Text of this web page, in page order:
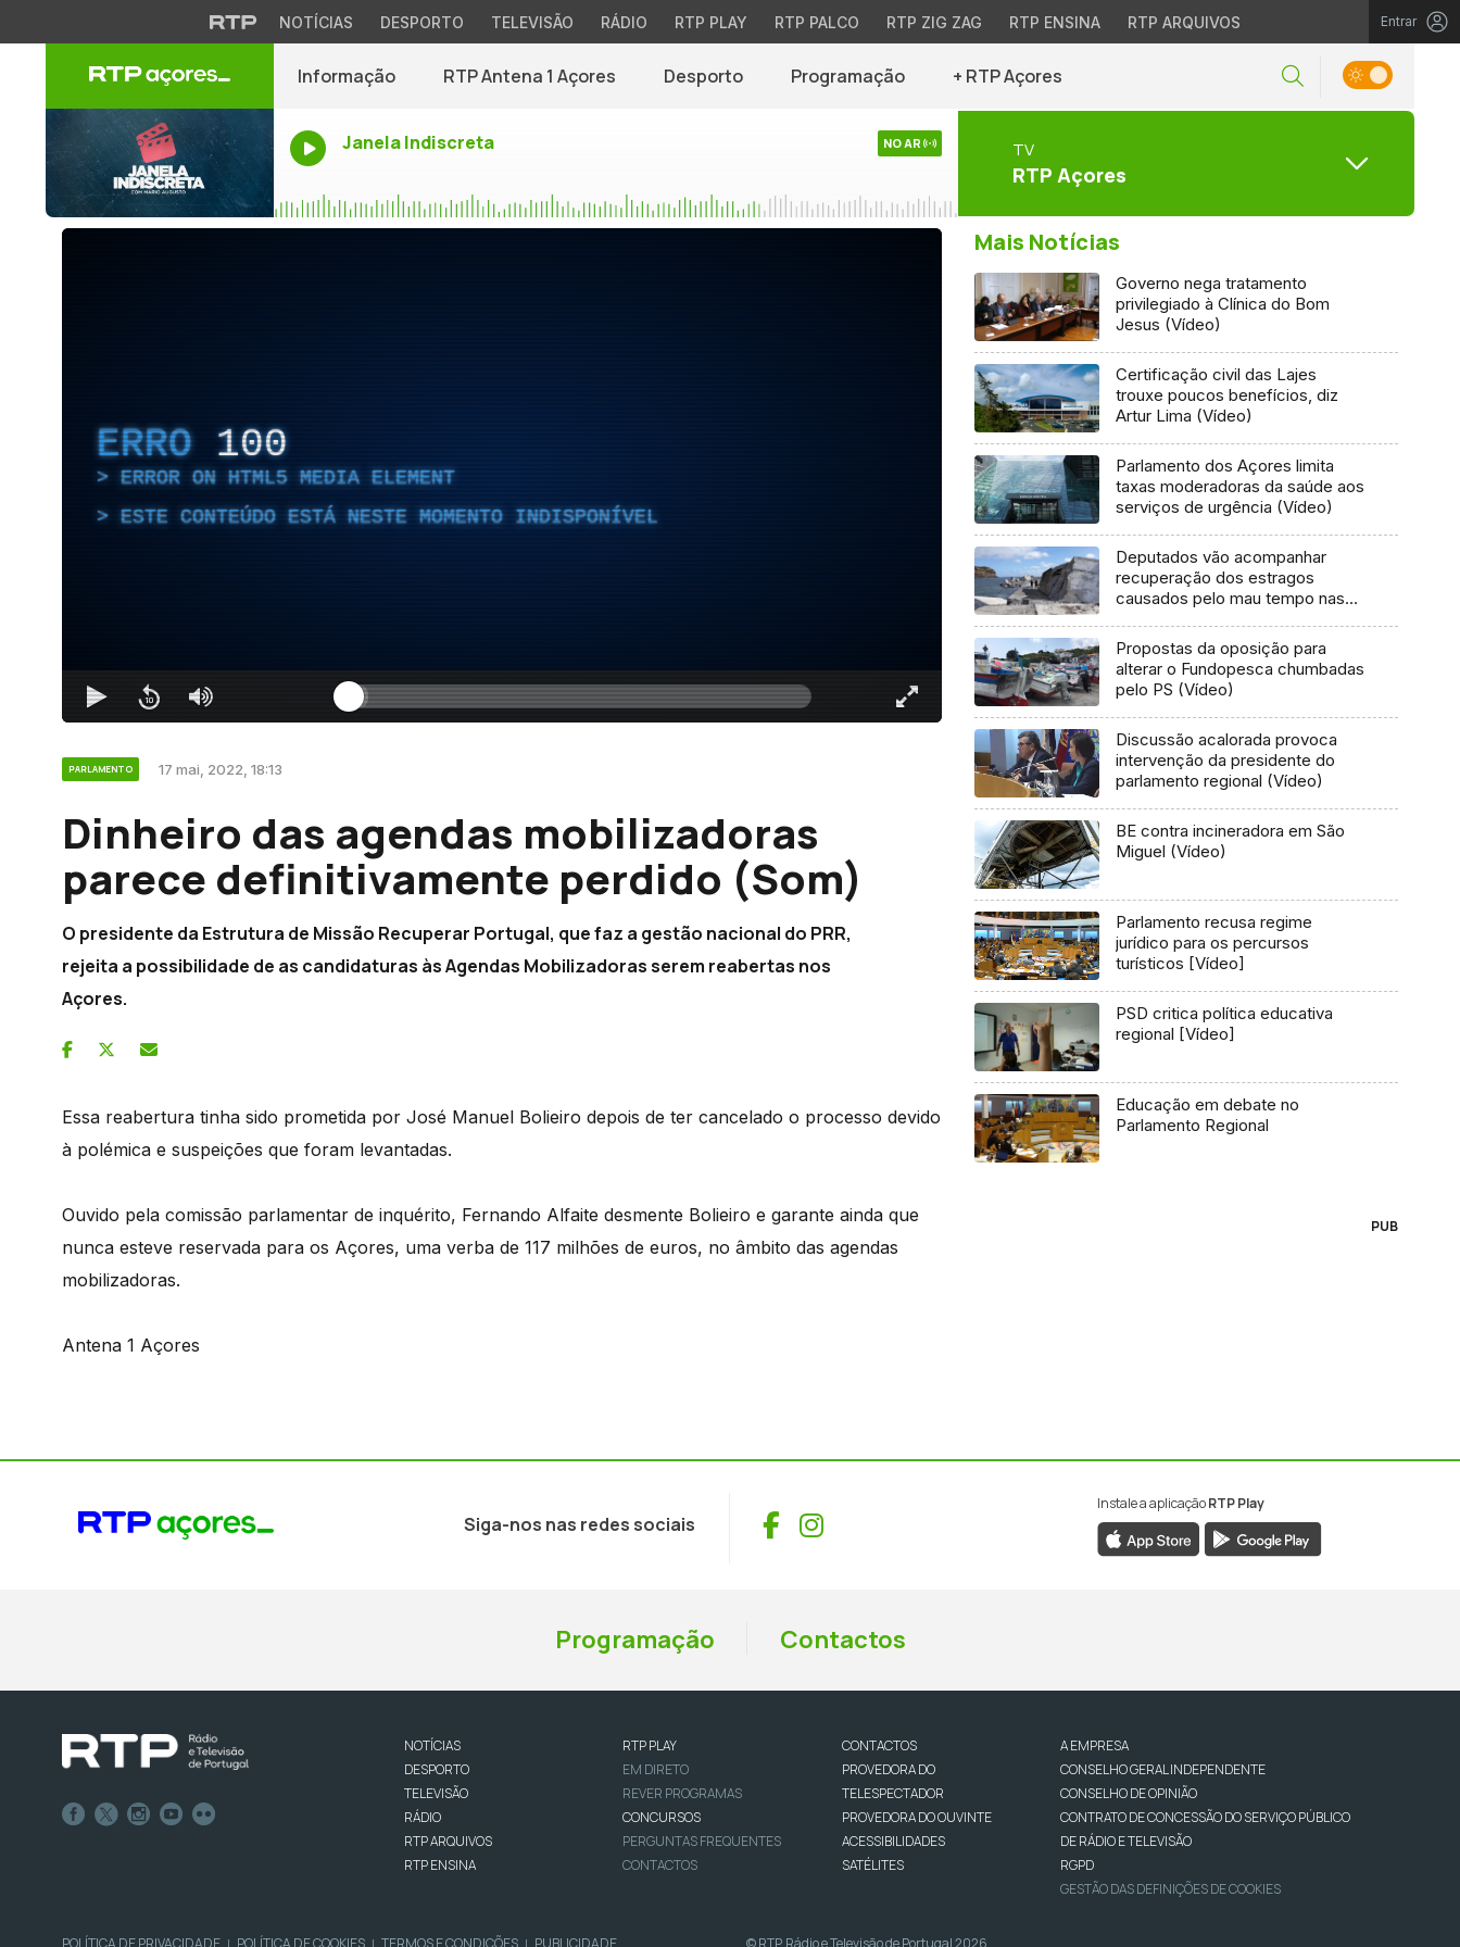
NOTÍCIAS DESPORTO TELEVISÃO RÁDIO RTP PLAY RTP PALCO RTP ZIG ZAG RTP ENSINA RTP ARQUIVOS Entrar
Informação RTP Antena 1 Açores Desporto Programação + RTP Açores
Janela Indiscreta NO AR TV
RTP Açores
ERRO 100
ERROR ON HTML5 MEDIA ELEMENT
ESTE CONTEÚDO ESTÁ NESTE MOMENTO INDISPONÍVEL
PARLAMENTO 17 mai, 2022, 18:13
Dinheiro das agendas mobilizadoras
parece definitivamente perdido (Som)
O presidente da Estrutura de Missão Recuperar Portugal, que faz a gestão nacional do PRR,
rejeita a possibilidade de as candidaturas às Agendas Mobilizadoras serem reabertas nos
Açores.
Essa reabertura tinha sido prometida por José Manuel Bolieiro depois de ter cancelado o processo devido
à polémica e suspeições que foram levantadas.
Ouvido pela comissão parlamentar de inquérito, Fernando Alfaite desmente Bolieiro e garante ainda que
nunca esteve reservada para os Açores, uma verba de 117 milhões de euros, no âmbito das agendas
mobilizadoras.
Antena 1 Açores
Mais Notícias
Governo nega tratamento
privilegiado à Clínica do Bom
Jesus (Vídeo)
Certificação civil das Lajes
trouxe poucos benefícios, diz
Artur Lima (Vídeo)
Parlamento dos Açores limita
taxas moderadoras da saúde aos
serviços de urgência (Vídeo)
Deputados vão acompanhar
recuperação dos estragos
causados pelo mau tempo nas
Propostas da oposição para
alterar o Fundopesca chumbadas
pelo PS (Vídeo)
Discussão acalorada provoca
intervenção da presidente do
parlamento regional (Vídeo)
BE contra incineradora em São
Miguel (Vídeo)
Parlamento recusa regime
jurídico para os percursos
turísticos [Vídeo]
PSD critica política educativa
regional [Vídeo]
Educação em debate no
Parlamento Regional
PUB
Siga-nos nas redes sociais Facebook
Instagram
Instale a aplicaçãoRTP Play
Programação Contactos
NOTÍCIAS
DESPORTO
TELEVISÃO
RÁDIO
RTP ARQUIVOS
RTP ENSINA
RTP PLAY
EM DIRETO
REVER PROGRAMAS
CONCURSOS
PERGUNTAS FREQUENTES
CONTACTOS
CONTACTOS
PROVEDORA DO
TELESPECTADOR
PROVEDORA DO OUVINTE
ACESSIBILIDADES
SATÉLITES
A EMPRESA
CONSELHO GERAL INDEPENDENTE
CONSELHO DE OPINIÃO
CONTRATO DE CONCESSÃO DO SERVIÇO PÚBLICO
DE RÁDIO E TELEVISÃO
RGPD
GESTÃO DAS DEFINIÇÕES DE COOKIES
POLÍTICA DE PRIVACIDADE | POLÍTICA DE COOKIES | TERMOS E CONDIÇÕES | PUBLICIDADE © RTP, Rádio e Televisão de Portugal 2026